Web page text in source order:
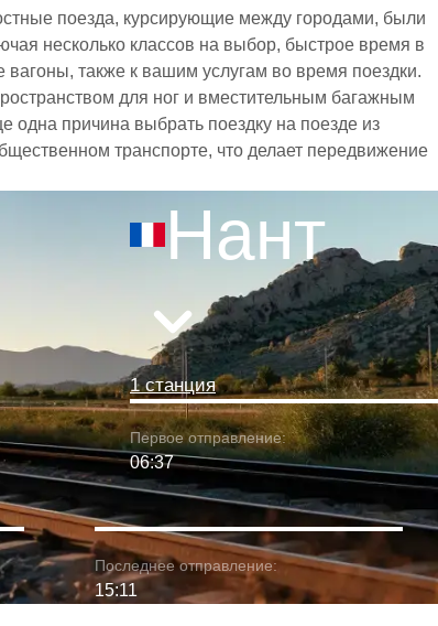
поезда, курсирующие между городами, были
несколько классов на выбор, быстрое время в
также к вашим услугам во время поездки.
для ног и вместительным багажным
причина выбрать поездку на поезде из
транспорте, что делает передвижение
Нант
1 станция
Первое отправление:
06:37
Последнее отправление:
15:11